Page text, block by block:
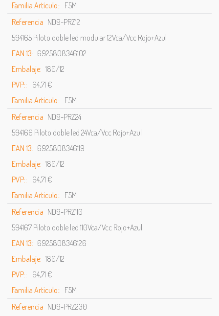
Familia Artículo:: F5M
Referencia ND9-PRZ12
594165 Piloto doble led modular 12Vca/Vcc Rojo+Azul
EAN 13: 6925808346102
Embalaje: 180/12
PVP::
64,71 €
Familia Artículo:: F5M
Referencia ND9-PRZ24
594166 Piloto doble led 24Vca/Vcc Rojo+Azul
EAN 13: 6925808346119
Embalaje: 180/12
PVP::
64,71 €
Familia Artículo:: F5M
Referencia ND9-PRZ110
594167 Piloto doble led 110Vca/Vcc Rojo+Azul
EAN 13: 6925808346126
Embalaje: 180/12
PVP::
64,71 €
Familia Artículo:: F5M
Referencia ND9-PRZ230